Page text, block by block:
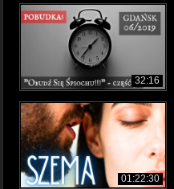
32:16
01:22:30